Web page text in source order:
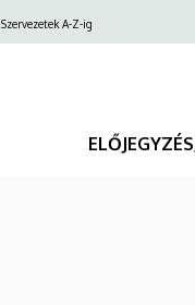
Szervezetek A-Z-ig